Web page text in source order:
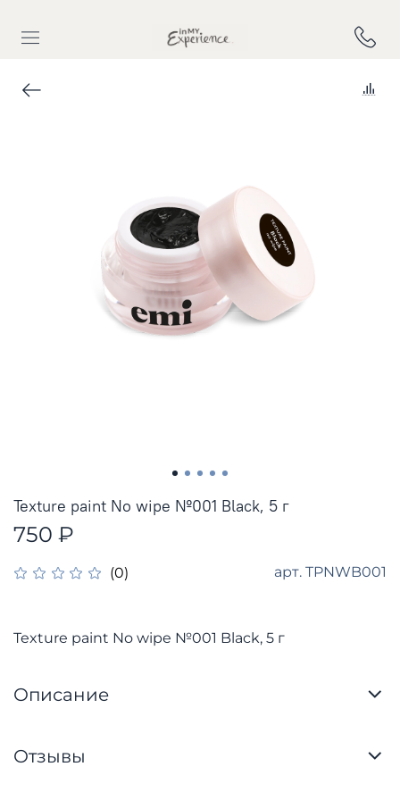
(0) арт. TPNWB001
Texture paint No wipe №001 Black, 5 г
750 ₽
Texture paint No wipe №001 Black, 5 г
Описание
Отзывы